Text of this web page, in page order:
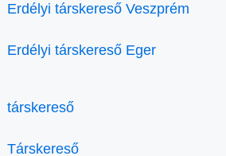
Erdélyi társkereső Veszprém
Erdélyi társkereső Eger
társkereső
Társkereső